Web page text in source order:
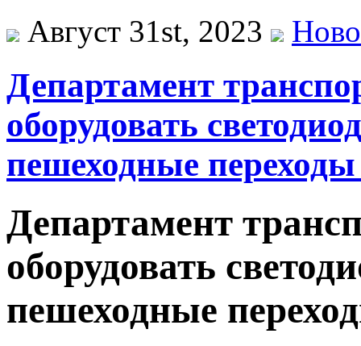
Август 31st, 2023
Департамент
оборудовать
пешеходные
Департамент
оборудовать
пешеходные